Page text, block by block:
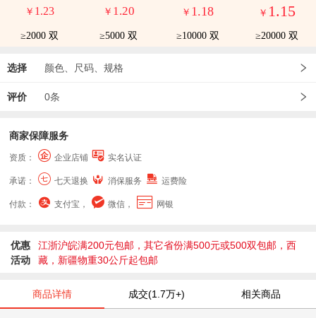
￥ 1.23
≥2000 双
￥ 1.20
≥5000 双
￥ 1.18
≥10000 双
￥ 1.15
≥20000 双
选择 颜色、尺码、规格
评价 0条
商家保障服务
资质： 企业店铺 实名认证
承诺： 七天退换 消保服务 运费险
付款： 支付宝， 微信， 网银
优惠
活动
江浙沪皖满200元包邮，其它省份满500元或500双包邮，西
藏，新疆物重30公斤起包邮
商品详情 成交(1.7万+) 相关商品